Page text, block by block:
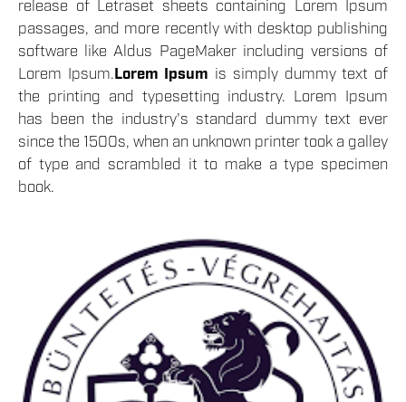
release of Letraset sheets containing Lorem Ipsum
passages, and more recently with desktop publishing
software like Aldus PageMaker including versions of
Lorem Ipsum.Lorem Ipsum is simply dummy text of
the printing and typesetting industry. Lorem Ipsum
has been the industry's standard dummy text ever
since the 1500s, when an unknown printer took a galley
of type and scrambled it to make a type specimen
book.